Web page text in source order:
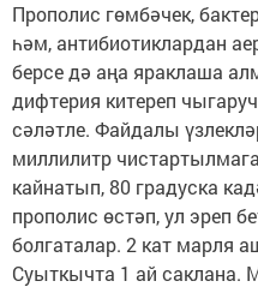
Прополис гөмбәчек,
һәм, антибиотиклардан
берсе дә аңа яраклаша
дифтерия китереп
сәләтле. Файдалы
миллилитр
кайнатып, 80 градуска
прополис өстәп, ул эреп
болгаталар. 2 кат марля
Суыткычта 1 ай